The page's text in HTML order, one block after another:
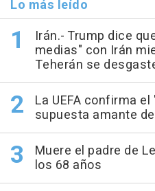
Lo más leído
Irán.- Trump dice
medias" con Irán
Teherán se
La UEFA confirma
supuesta amante
Muere el padre de
los 68 años